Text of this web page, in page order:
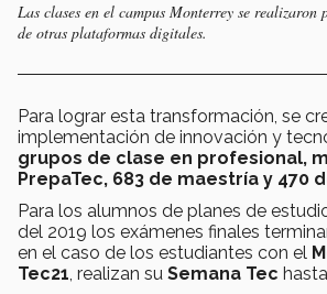
Las clases en el campus Monterrey se
de otras plataformas digitales.
Para lograr esta transformación, se
implementación de innovación y
grupos de clase en profesional,
PrepaTec, 683 de maestría y 470
Para los alumnos de planes de
del 2019 los exámenes finales
en el caso de los estudiantes con el
Tec21, realizan su Semana Tec